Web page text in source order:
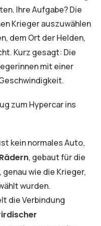
Ihre Aufgabe? Die
Krieger auszuwählen
dem Ort der Helden,
Kurz gesagt: Die
mit einer
zum Hypercar ins
kein normales Auto,
, gebaut für die
wie die Krieger,
wurden.
die Verbindung